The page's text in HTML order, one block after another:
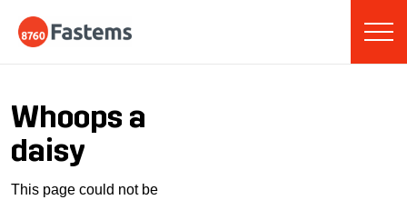
content
Whoops a
daisy
This page could not be